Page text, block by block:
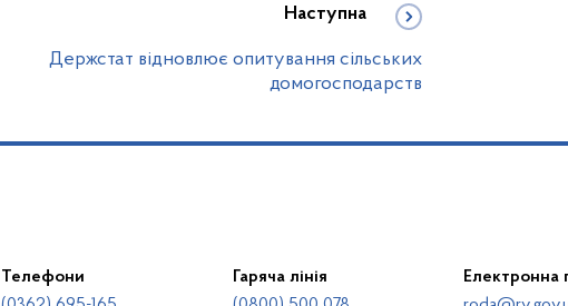
Наступна
Держстат відновлює опитування сільських
домогосподарств
Телефони
Гаряча лінія
Електронна